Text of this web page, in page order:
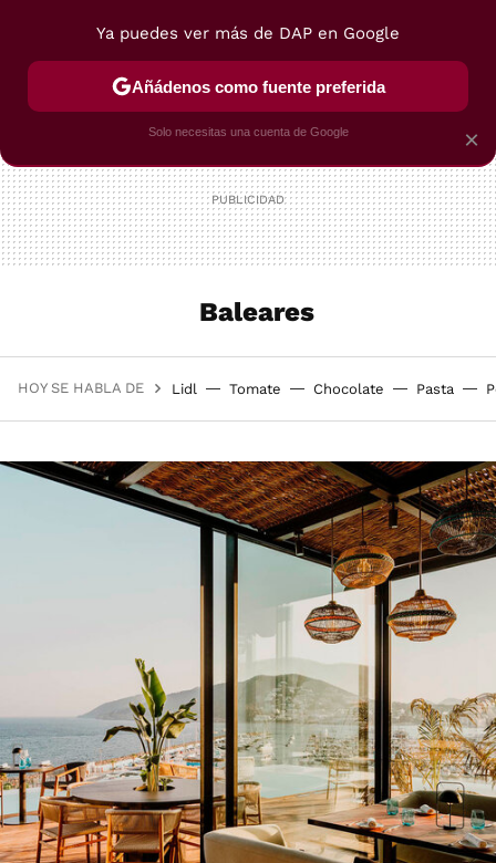
POSTRES VIAJES SELECCIÓN VEGUI
Baleares
HOY SE HABLA DE Lidl Tomate Chocolate Pasta
×
Ya puedes ver más de DAP en Google
Añádenos como fuente preferida
Solo necesitas una cuenta de Google